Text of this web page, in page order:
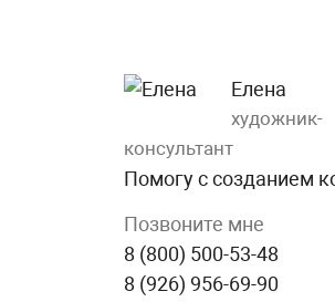
Елена
художник-
консультант
Помогу с созданием
Позвоните мне
8 (800) 500-53-48
8 (926) 956-69-90